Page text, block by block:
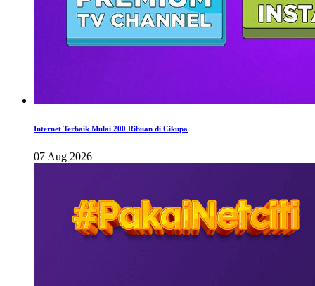
Internet Terbaik Mulai 200 Ribuan di Cikupa
07 Aug 2026